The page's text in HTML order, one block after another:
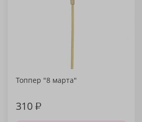
Топпер "8 марта"
310₽